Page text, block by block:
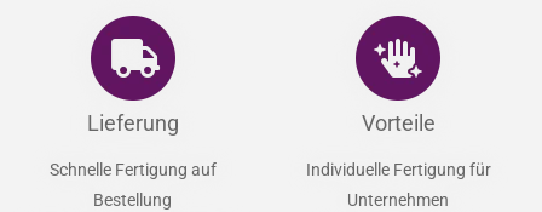
Lieferung
Schnelle Fertigung auf
Bestellung
Vorteile
Individuelle Fertigung für
Unternehmen